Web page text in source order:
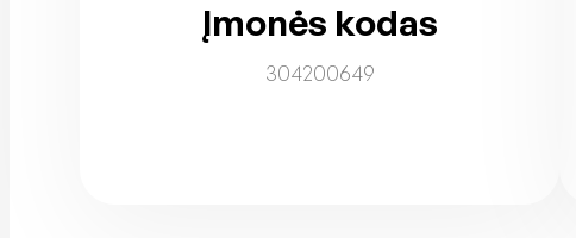
Įmonės kodas
304200649